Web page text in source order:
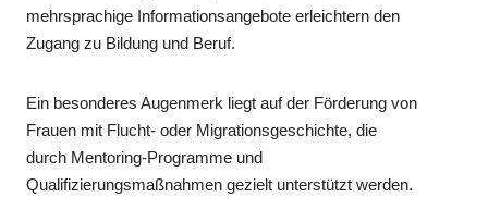
mehrsprachige Informationsangebote erleichtern den
Zugang zu Bildung und Beruf.
Ein besonderes Augenmerk liegt auf der Förderung von
Frauen mit Flucht- oder Migrationsgeschichte, die
durch Mentoring-Programme und
Qualifizierungsmaßnahmen gezielt unterstützt werden.